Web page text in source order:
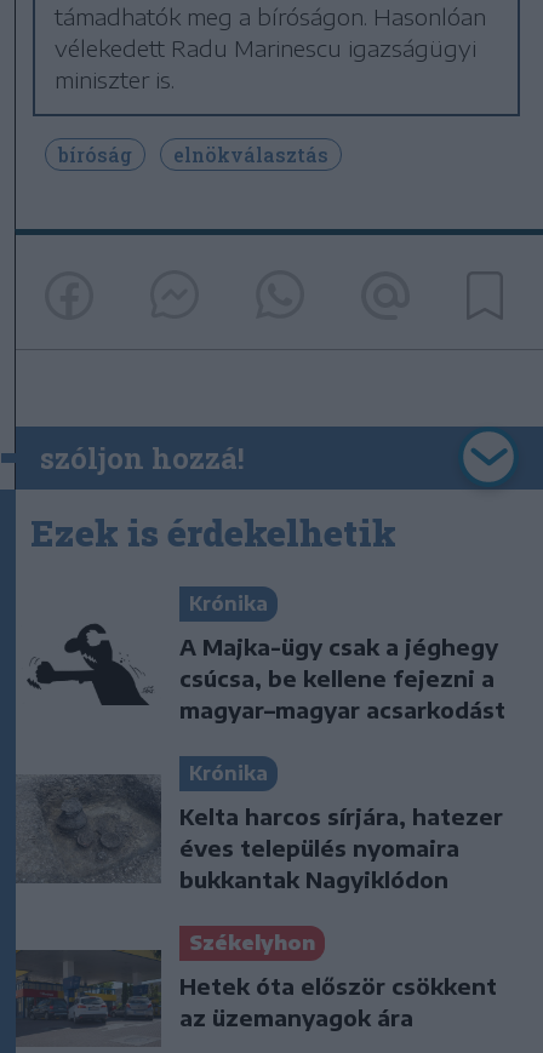
támadhatók meg a bíróságon. Hasonlóan
vélekedett Radu Marinescu igazságügyi
miniszter is.
bíróság elnökválasztás
szóljon hozzá!
Ezek is érdekelhetik
Krónika
A Majka-ügy csak a jéghegy
csúcsa, be kellene fejezni a
magyar–magyar acsarkodást
Krónika
Kelta harcos sírjára, hatezer
éves település nyomaira
bukkantak Nagyiklódon
Székelyhon
Hetek óta először csökkent
az üzemanyagok ára